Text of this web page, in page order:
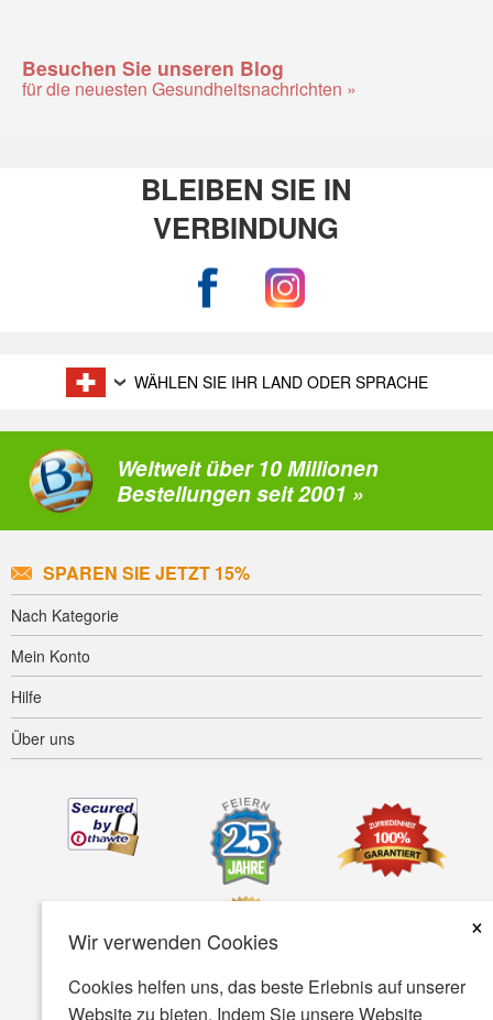
Wir verwenden Cookies
×
Cookies helfen uns, das beste Erlebnis auf unserer
Website zu bieten. Indem Sie unsere Website
Besuchen Sie unseren Blog
für die neuesten Gesundheitsnachrichten »
BLEIBEN SIE IN
VERBINDUNG
WÄHLEN SIE IHR LAND ODER SPRACHE
Weltweit über 10 Millionen
Bestellungen seit 2001 »
SPAREN SIE JETZT 15%
Nach Kategorie
Mein Konto
Hilfe
Über uns